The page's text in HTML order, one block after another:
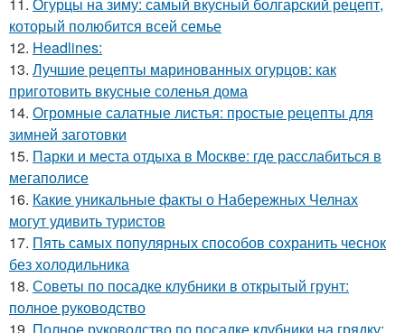
11. Огурцы на зиму: самый вкусный болгарский рецепт,
который полюбится всей семье
12. Headlines:
13. Лучшие рецепты маринованных огурцов: как
приготовить вкусные соленья дома
14. Огромные салатные листья: простые рецепты для
зимней заготовки
15. Парки и места отдыха в Москве: где расслабиться в
мегаполисе
16. Какие уникальные факты о Набережных Челнах
могут удивить туристов
17. Пять самых популярных способов сохранить чеснок
без холодильника
18. Советы по посадке клубники в открытый грунт:
полное руководство